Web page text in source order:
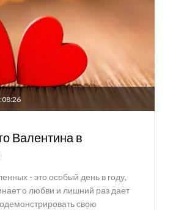
Валентина в
- это особый день в году,
о любви и лишний раз дает
свою